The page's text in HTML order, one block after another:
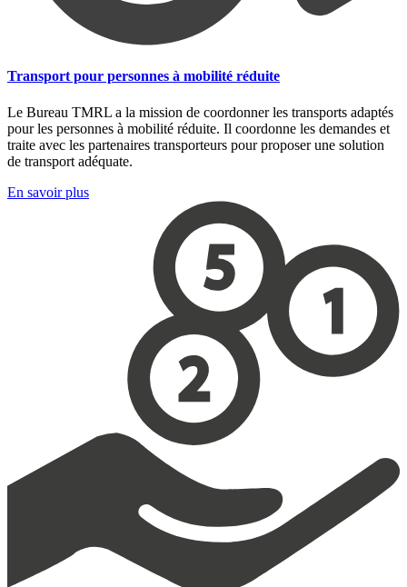
Transport pour personnes à mobilité réduite
Le Bureau TMRL a la mission de coordonner les transports adaptés
pour les personnes à mobilité réduite. Il coordonne les demandes et
traite avec les partenaires transporteurs pour proposer une solution
de transport adéquate.
En savoir plus